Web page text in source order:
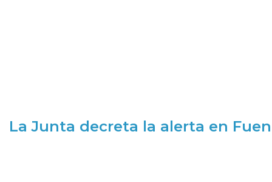
La Junta decreta la alerta en